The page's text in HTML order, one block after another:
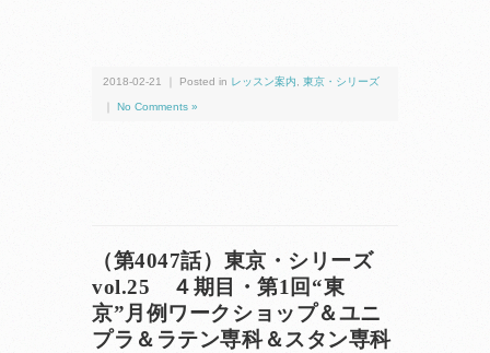
2018-02-21 ｜ Posted in レッスン案内 東京・シリーズ
No Comments »
（第4047話）東京・シリーズ
vol.25 ４期目・第1回“東
京”月例ワークショップ＆ユニ
プラ＆ラテン専科＆スタン専科